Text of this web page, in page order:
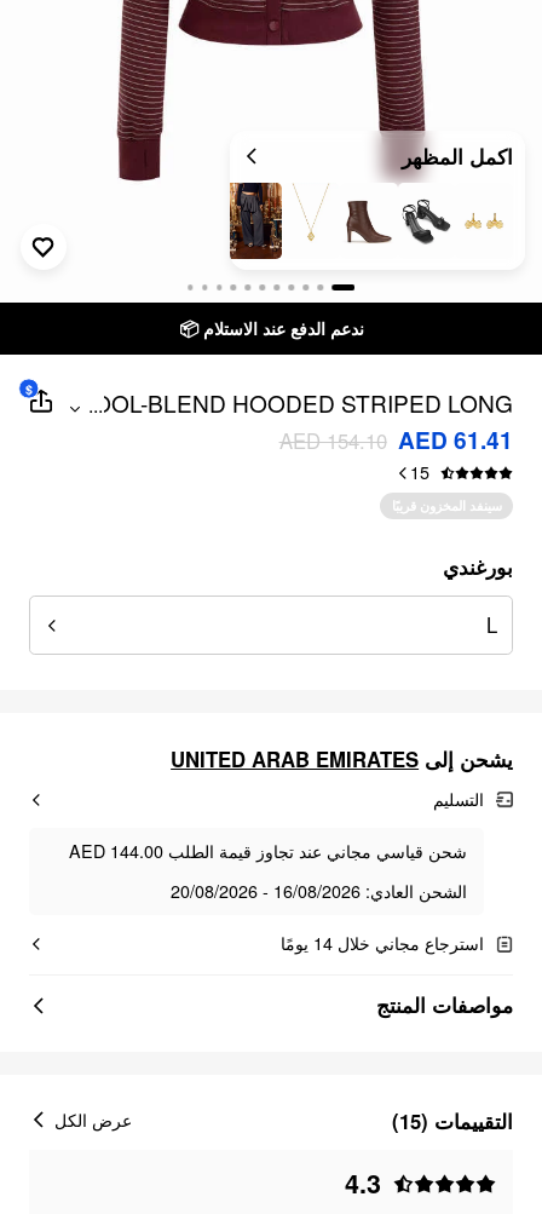
اكمل المظهر
ندعم الدفع عند الاستلام 📦
WOOL-BLEND HOODED STRIPED LONG
SLEEVE TOP
...
AED 61.41
AED 154.10
15
$
سينفد المخزون قريبًا
بورغندي
L
يشحن إلى UNITED ARAB EMIRATES
التسليم
شحن قياسي مجاني عند تجاوز قيمة الطلب AED 144.00
الشحن العادي: 16/08/2026 - 20/08/2026
استرجاع مجاني خلال 14 يومًا
مواصفات المنتج
التقييمات (15)
4.3
عرض الكل